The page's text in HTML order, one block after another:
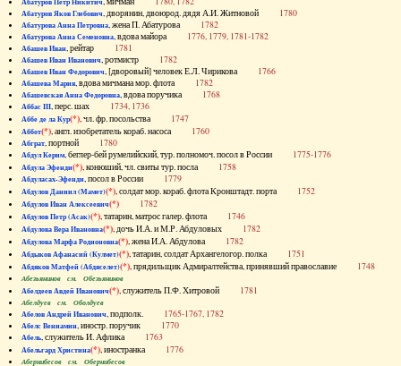
Абатуров Яков Глебович, дворянин, двоюрод. дядя А.И. Житновой 1780
Абатурова Анна Петровна, жена П. Абатурова 1782
Абатурова Анна Семеновна, вдова майора 1776, 1779, 1781-1782
Абашев Иван, рейтар 1781
Абашев Иван Иванович, ротмистр 1782
Абашев Иван Федорович, [дворовый] человек Е.Л. Чирикова 1766
Абашева Мария, вдова мичмана мор. флота 1782
Абашевская Анна Федоровна, вдова поручика 1768
Аббас III, перс. шах 1734, 1736
Аббе де ла Кур(*), чл. фр. посольства 1747
Аббот(*), англ. изобретатель кораб. насоса 1760
Абграт, портной 1780
Абдул Керим, беглер-бей румелийский, тур. полномоч. посол в России 1775-1776
Абдула Эфенди(*), конюший, чл. свиты тур. посла 1758
Абдуласах-Эфенди, посол в России 1779
Абдулов Даниил (Мамет)(*), солдат мор. кораб. флота Кронштадт. порта 1752
Абдулов Иван Алексеевич(*) 1782
Абдулов Петр (Асак)(*), татарин, матрос галер. флота 1746
Абдулова Вера Ивановна(*), дочь И.А. и М.Р. Абдуловых 1782
Абдулова Марфа Родионовна(*), жена И.А. Абдулова 1782
Абдыков Афанасий (Кулмет)(*), татарин, солдат Архангелогор. полка 1751
Абдяков Матфей (Абдяселет)(*), прядильщик Адмиралтейства, принявший православие 1748
Абезьянинов см. Обезьянинов
Абелдеев Авдей Иванович(*), служитель П.Ф. Хитровой 1781
Абелдуев см. Оболдуев
Абелов Андрей Иванович, подполк. 1765-1767, 1782
Абелс Вениамин, иностр. поручик 1770
Абель, служитель И. Афлика 1763
Абельгард Христина(*), иностранка 1776
Абернибесов см. Обернибесов